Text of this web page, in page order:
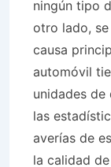
ningún tipo
otro lado,
causa
automóvil
unidades
las
averías de
la calidad